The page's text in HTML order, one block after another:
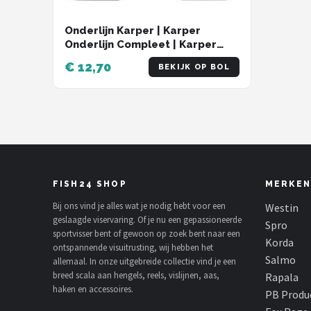
Onderlijn Karper | Karper
Onderlijn Compleet | Karper
Rigs | Karper Rig |
Karperonderlijn
€ 12,70 BEKIJK OP BOL
FISH24 SHOP
Bij ons vind je alles wat je nodig hebt voor een
geslaagde viservaring. Of je nu een gepassioneerde
sportvisser bent of gewoon op zoek bent naar een
ontspannende visuitrusting, wij hebben het
allemaal. In onze uitgebreide collectie vind je een
breed scala aan hengels, reels, vislijnen, aas,
haken en accessoires.
MERKEN
Westin
Spro
Korda
Salmo
Rapala
PB